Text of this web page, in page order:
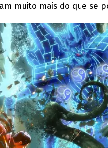
muito mais do que se